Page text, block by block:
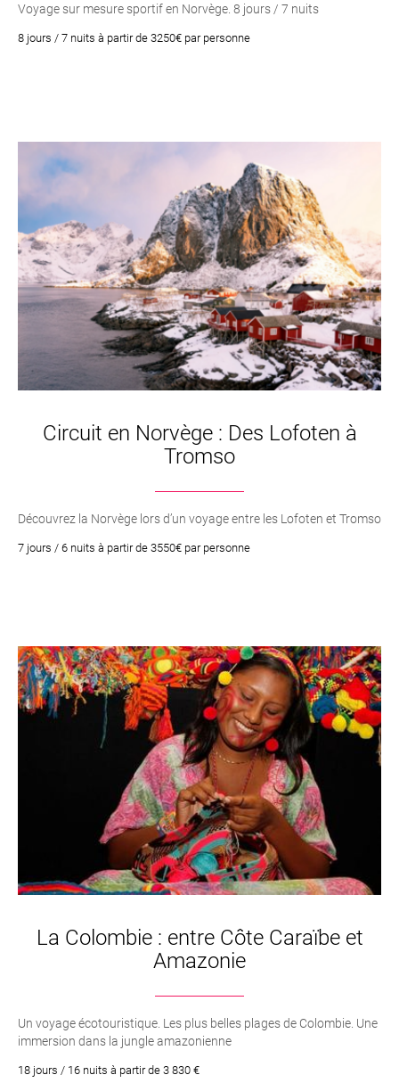
Voyage sur mesure sportif en Norvège. 8 jours / 7 nuits
8 jours / 7 nuits à partir de 3250€ par personne
Circuit en Norvège : Des Lofoten à
Tromso
Découvrez la Norvège lors d’un voyage entre les Lofoten et Tromso
7 jours / 6 nuits à partir de 3550€ par personne
La Colombie : entre Côte Caraïbe et
Amazonie
Un voyage écotouristique. Les plus belles plages de Colombie. Une
immersion dans la jungle amazonienne
18 jours / 16 nuits à partir de 3 830 €